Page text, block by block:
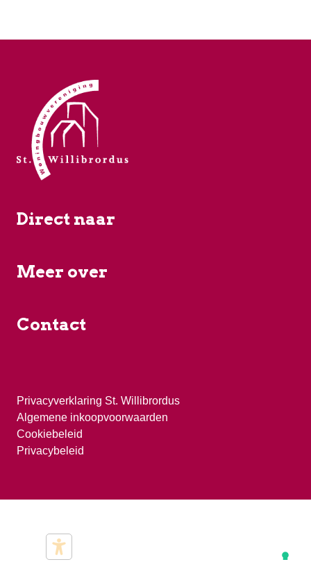
Direct naar
Meer over
Contact
Privacyverklaring St. Willibrordus
Algemene inkoopvoorwaarden
Cookiebeleid
Privacybeleid